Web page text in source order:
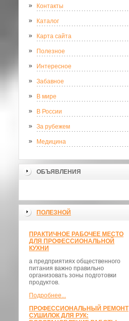
Контакты
Каталог
Карта сайта
Полезное
Интересное
Забавное
В мире
В России
За рубежем
Медицина
ОБЪЯВЛЕНИЯ
ПОЛЕЗНОЙ
ПРАКТИЧНОЕ РАБОЧЕЕ МЕСТО
ДЛЯ ПРОФЕССИОНАЛЬНОЙ
КУХНИ
а предприятиях общественного
питания важно правильно
организовать зоны подготовки
продуктов.
Подробнее...
ПРОФЕССИОНАЛЬНЫЙ РЕМОНТ
СУШИЛОК ДЛЯ РУК: